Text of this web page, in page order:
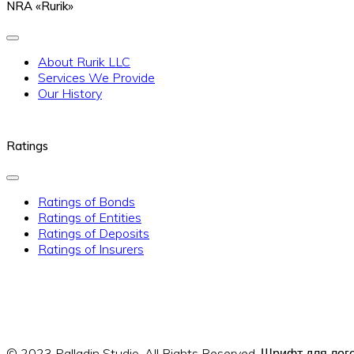
NRA «Rurik»
About Rurik LLC
Services We Provide
Our History
Ratings
Ratings of Bonds
Ratings of Entities
Ratings of Deposits
Ratings of Insurers